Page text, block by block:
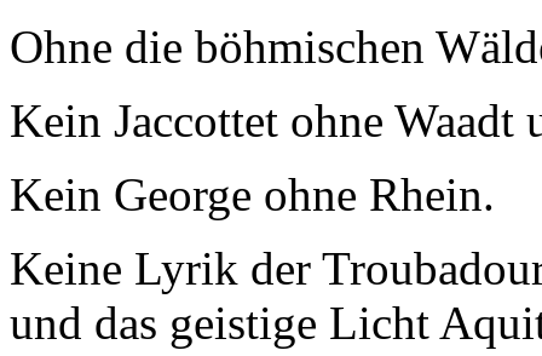
Ohne die böhmischen
Kein Jaccottet ohne Waadt
Kein George ohne Rhein.
Keine Lyrik der
und das geistige Licht